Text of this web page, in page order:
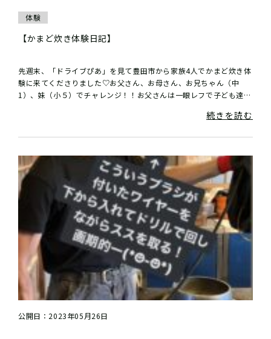
体験
【かまど炊き体験日記】
先週末、「ドライブぴあ」を見て豊田市から家族4人でかまど炊き体
験に来てくださりました♡お父さん、お母さん、お兄ちゃん（中
1）、妹（小５）でチャレンジ！！お父さんは一眼レフで子ども達の
続きを読む
公開日：2023年05月26日